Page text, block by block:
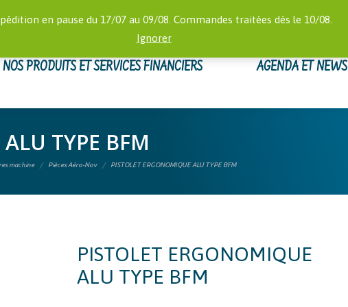
en pause du 17/07 au 09/08. Commandes traitées dès le 10/08.
Ignorer
:
NOS PRODUITS ET SERVICES FINANCIERS AGENDA ET NEWS
TYPE BFM
machine Pièces Aéro-Nov PISTOLET ERGONOMIQUE ALU TYPE BFM
PISTOLET ERGONOMIQUE
ALU TYPE BFM